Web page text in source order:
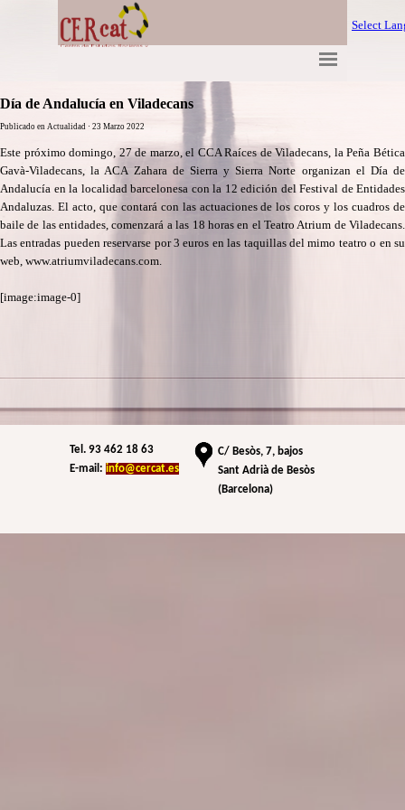
Select
Día de Andalucía en Viladecans
Publicado en Actualidad · 23 Marzo 2022
Este próximo domingo, 27 de marzo, el CCA Raíces de Viladecans, la Peña Bética
Gavà-Viladecans, la ACA Zahara de Sierra y Sierra Norte organizan el Día de
Andalucía en la localidad barcelonesa con la 12 edición del Festival de Entidades
Andaluzas. El acto, que contará con las actuaciones de los coros y los cuadros de
baile de las entidades, comenzará a las 18 horas en el Teatro Atrium de Viladecans.
Las entradas pueden reservarse por 3 euros en las taquillas del mimo teatro o en su
web, www.atriumviladecans.com.
[image:image-0]
C/ Besòs, 7, bajos
Sant Adrià de Besòs
(Barcelona)
Tel. 93 462 18 63
E-mail: info@cercat.es